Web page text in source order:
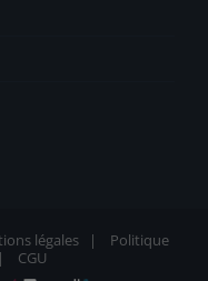
légales| Politique
CGU